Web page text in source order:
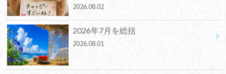
2026.08.02
2026年7月を総括
2026.08.01